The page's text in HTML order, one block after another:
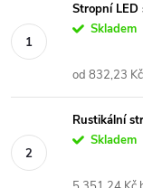
Stropní
Skladem
od 832,23
Rustikální
Skladem